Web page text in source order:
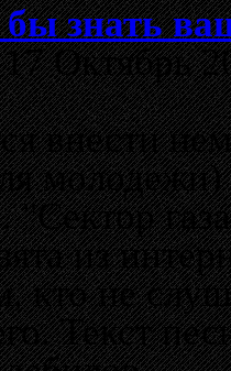
бы знать
Октябрь
внести
молодежи)
"Сектор
из
кто не
Текст